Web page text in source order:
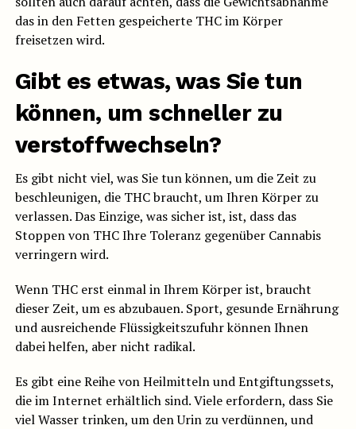
das in den Fetten gespeicherte THC im Körper
freisetzen wird.
Gibt es etwas, was Sie tun
können, um schneller zu
verstoffwechseln?
Es gibt nicht viel, was Sie tun können, um die Zeit zu
beschleunigen, die THC braucht, um Ihren Körper zu
verlassen. Das Einzige, was sicher ist, ist, dass das
Stoppen von THC Ihre Toleranz gegenüber Cannabis
verringern wird.
Wenn THC erst einmal in Ihrem Körper ist, braucht
dieser Zeit, um es abzubauen. Sport, gesunde Ernährung
und ausreichende Flüssigkeitszufuhr können Ihnen
dabei helfen, aber nicht radikal.
Es gibt eine Reihe von Heilmitteln und Entgiftungssets,
die im Internet erhältlich sind. Viele erfordern, dass Sie
viel Wasser trinken, um den Urin zu verdünnen, und